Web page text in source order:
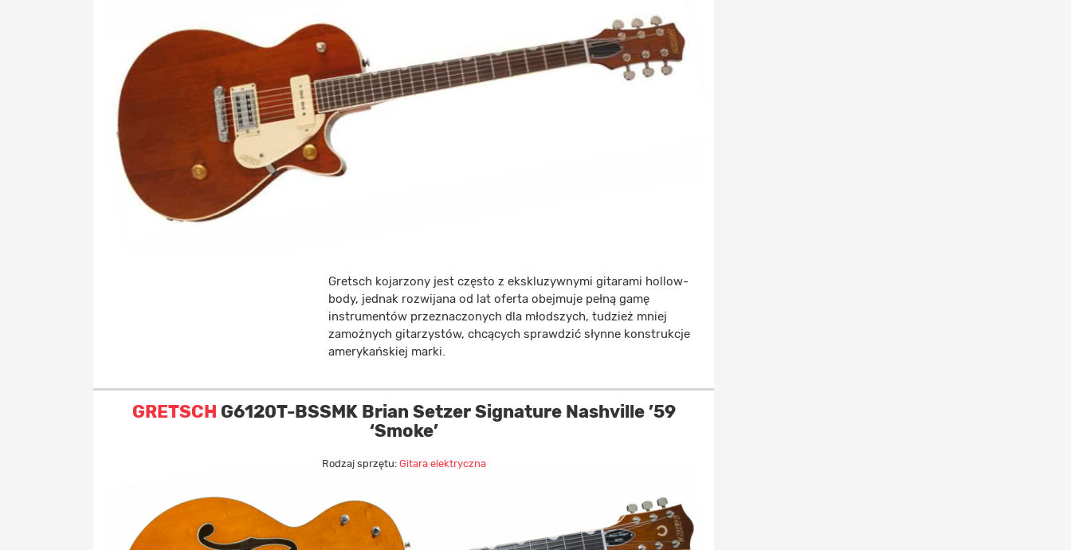
Gretsch kojarzony jest często z ekskluzywnymi gitarami hollow-
body, jednak rozwijana od lat oferta obejmuje pełną gamę
instrumentów przeznaczonych dla młodszych, tudzież mniej
zamożnych gitarzystów, chcących sprawdzić słynne konstrukcje
amerykańskiej marki.
GRETSCH G6120T-BSSMK Brian Setzer Signature Nashville ’59
‘Smoke’
Rodzaj sprzętu: Gitara elektryczna